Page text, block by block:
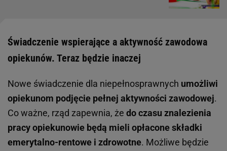
Świadczenie wspierające a aktywność zawodowa
opiekunów. Teraz będzie inaczej
Nowe świadczenie dla niepełnosprawnych umożliwi
opiekunom podjęcie pełnej aktywności zawodowej.
Co ważne, rząd zapewnia, że do czasu znalezienia
pracy opiekunowie będą mieli opłacone składki
emerytalno-rentowe i zdrowotne. Możliwe będzie